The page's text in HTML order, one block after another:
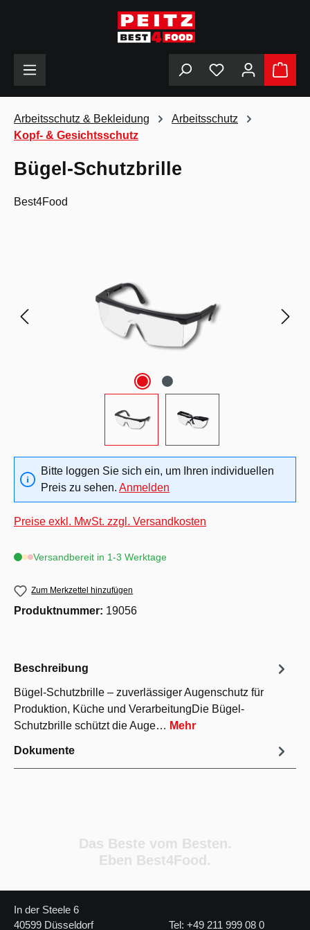
Du hast 0
Arbeitsschutz & Bekleidung
Arbeitsschutz
Kopf- & Gesichtsschutz
Bügel-Schutzbrille
Best4Food
Bitte loggen Sie sich ein, um Ihren individuellen
Preis zu sehen. Anmelden
Preise exkl. MwSt. zzgl. Versandkosten
Versandbereit in 1-3 Werktage
Zum Merkzettel hinzufügen
Produktnummer: 19056
Beschreibung
Bügel-Schutzbrille – zuverlässiger Augenschutz für
Produktion, Küche und VerarbeitungDie Bügel-
Schutzbrille schützt die Auge… Mehr
Dokumente
Das Beste vom Besten.
Eben Best4Food.
In der Steele 6
40599 Düsseldorf
Tel: +49 211 999 08 0